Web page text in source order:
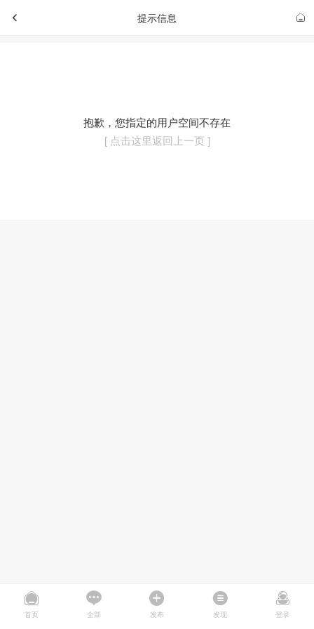
提示信息
抱歉，您指定的用户空间不存在
[ 点击这里返回上一页 ]
首页 全部 发布 发现 登录